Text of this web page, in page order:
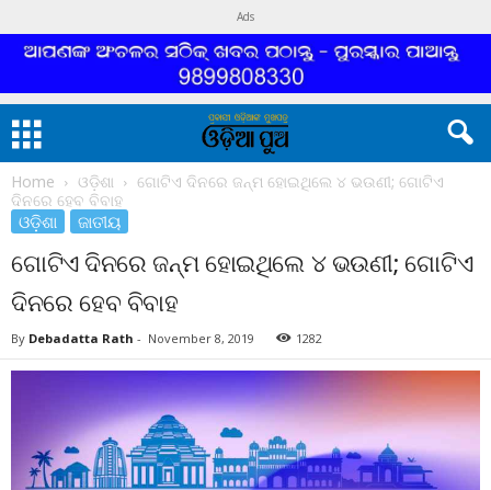
Ads
Home ଓଡ଼ିଶା
ଗୋଟିଏ ଦିନରେ ଜନ୍ମ ହୋଇଥିଲେ ୪ ଭଉଣୀ; ଗୋଟିଏ
ଦିନରେ ହେବ ବିବାହ
ଓଡ଼ିଶା ଜାତୀୟ
ଗୋଟିଏ ଦିନରେ ଜନ୍ମ ହୋଇଥିଲେ ୪ ଭଉଣୀ; ଗୋଟିଏ
ଦିନରେ ହେବ ବିବାହ
By Debadatta Rath - November 8, 2019 1282